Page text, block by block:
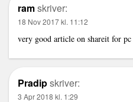
ramskriver:
18 Nov 2017 kl. 11:12
very good article on shareit for pc
Pradipskriver:
3 Apr 2018 kl. 1:29